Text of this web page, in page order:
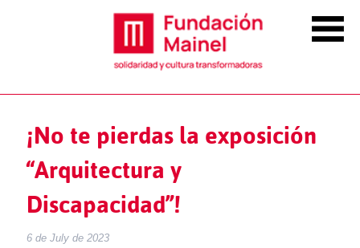
¡No te pierdas la exposición
“Arquitectura y
Discapacidad”!
6 de July de 2023